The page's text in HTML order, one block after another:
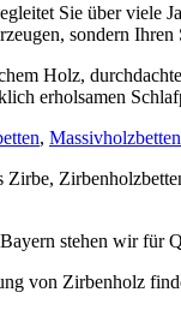
Sie über viele
sondern Ihren
Holz,
erholsamen
, Massivholzbetten
stehen wir für
von Zirbenholz